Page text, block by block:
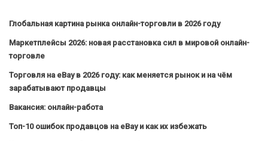
Глобальная картина рынка онлайн-торговли в 2026 году
Маркетплейсы 2026: новая расстановка сил в мировой онлайн-
торговле
Торговля на eBay в 2026 году: как меняется рынок и на чём
зарабатывают продавцы
Вакансия: онлайн-работа
Топ-10 ошибок продавцов на eBay и как их избежать